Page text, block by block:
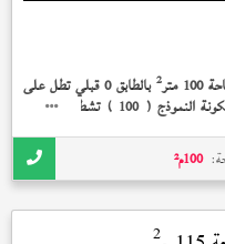
متر 2 بالطابق 0 قبلي تطل على
100 ) تشطيب الشركة
100م²
2